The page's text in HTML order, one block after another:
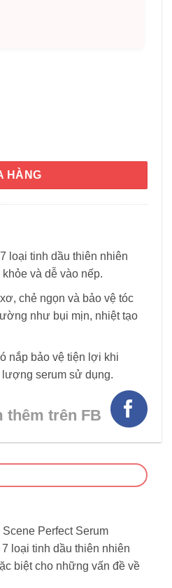
Perfect Serum Original 80ml
HÀNG
loại tinh dầu thiên nhiên
và dễ vào nếp.
chẻ ngọn và bảo vệ tóc
như bụi mịn, nhiệt tạo
nắp bảo vệ tiện lợi khi
lượng serum sử dụng.
thêm trên FB
Perfect Serum
loại tinh dầu thiên nhiên
biệt cho những vấn đề về